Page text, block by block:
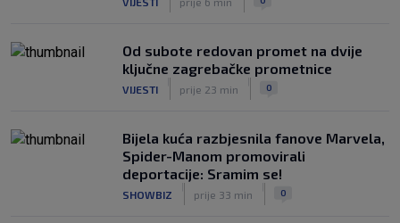
Od subote redovan promet na dvije
ključne zagrebačke prometnice
VIJESTI prije 23 min 0
Bijela kuća razbjesnila fanove Marvela,
Spider-Manom promovirali
deportacije: Sramim se!
SHOWBIZ prije 33 min 0